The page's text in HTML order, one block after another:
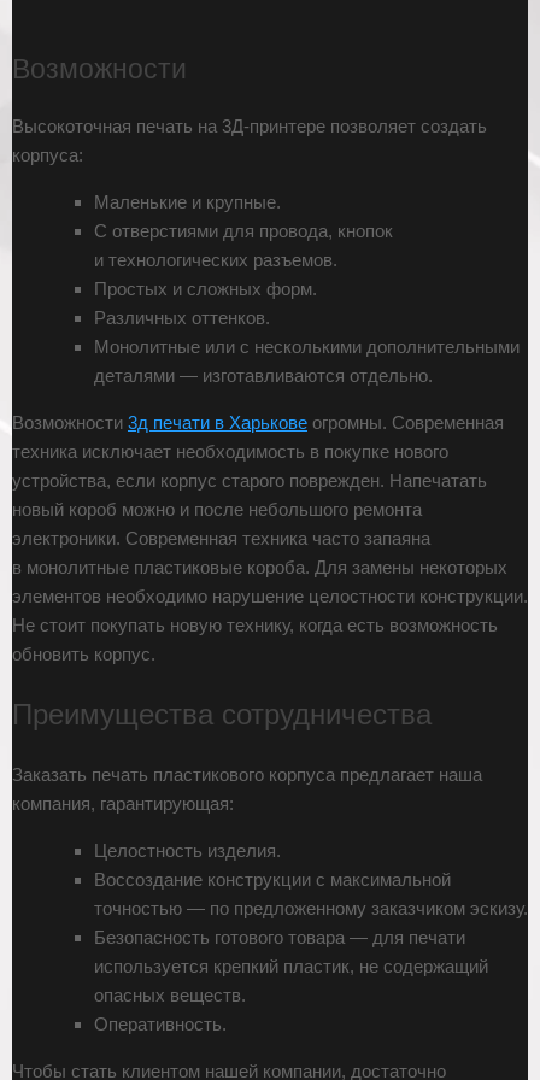
Возможности
Высокоточная печать на 3Д-принтере позволяет создать
корпуса:
Маленькие и крупные.
С отверстиями для провода, кнопок
и технологических разъемов.
Простых и сложных форм.
Различных оттенков.
Монолитные или с несколькими дополнительными
деталями — изготавливаются отдельно.
Возможности 3д печати в Харькове огромны. Современная
техника исключает необходимость в покупке нового
устройства, если корпус старого поврежден. Напечатать
новый короб можно и после небольшого ремонта
электроники. Современная техника часто запаяна
в монолитные пластиковые короба. Для замены некоторых
элементов необходимо нарушение целостности конструкции.
Не стоит покупать новую технику, когда есть возможность
обновить корпус.
Преимущества сотрудничества
Заказать печать пластикового корпуса предлагает наша
компания, гарантирующая:
Целостность изделия.
Воссоздание конструкции с максимальной
точностью — по предложенному заказчиком эскизу.
Безопасность готового товара — для печати
используется крепкий пластик, не содержащий
опасных веществ.
Оперативность.
Чтобы стать клиентом нашей компании, достаточно